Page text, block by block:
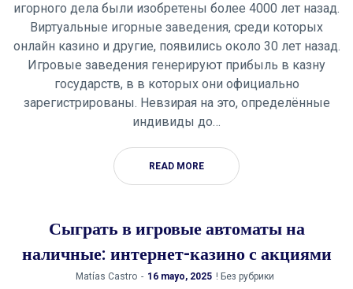
игорного дела были изобретены более 4000 лет назад.
Виртуальные игорные заведения, среди которых
онлайн казино и другие, появились около 30 лет назад.
Игровые заведения генерируют прибыль в казну
государств, в в которых они официально
зарегистрированы. Невзирая на это, определённые
индивиды до…
READ MORE
Сыграть в игровые автоматы на
наличные: интернет-казино с акциями
by
Matías Castro 16 mayo, 2025 ! Без рубрики